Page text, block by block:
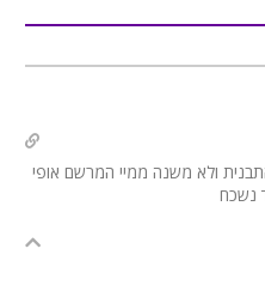
ולא משנה ממיי המרשם אופי
נשכח